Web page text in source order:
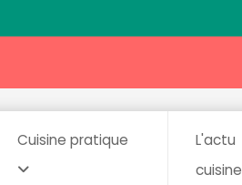
Cuisine pratique
L'actu
cuisine